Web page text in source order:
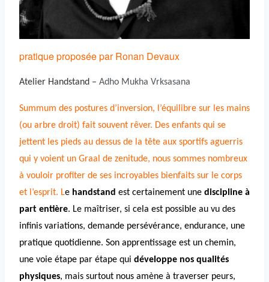
pratique proposée par Ronan Devaux
Atelier Handstand – Adho Mukha Vrksasana
Summum des postures d’inversion, l’équilibre sur les mains
(ou arbre droit) fait souvent rêver. Des enfants qui se
jettent les pieds au dessus de la tête aux sportifs aguerris
qui y voient un Graal de zenitude, nous sommes nombreux
à vouloir profiter de ses incroyables bienfaits sur le corps
et l’esprit. Le handstand est certainement une discipline à
part entière. Le maîtriser, si cela est possible au vu des
infinis variations, demande persévérance, endurance, une
pratique quotidienne. Son apprentissage est un chemin,
une voie étape par étape qui développe nos qualités
physiques, mais surtout nous amène à traverser peurs,